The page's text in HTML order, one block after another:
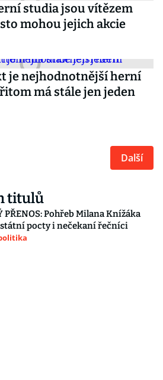
studia jsou vítězem
mohou jejich akcie
je nejhodnotnější herní
má stále jen jeden
Další
titulů
PŘENOS: Pohřeb Milana Knížáka
státní pocty i nečekaní řečníci